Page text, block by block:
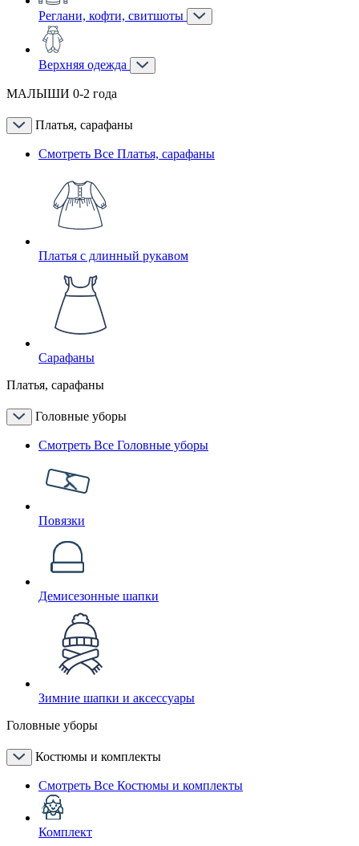
Реглани, кофти, свитшоты
Верхняя одежда
МАЛЫШИ 0-2 года
Платья, сарафаны
Смотреть Все Платья, сарафаны
Платья с длинный рукавом
Сарафаны
Платья, сарафаны
Головные уборы
Смотреть Все Головные уборы
Повязки
Демисезонные шапки
Зимние шапки и аксессуары
Головные уборы
Костюмы и комплекты
Смотреть Все Костюмы и комплекты
Комплект